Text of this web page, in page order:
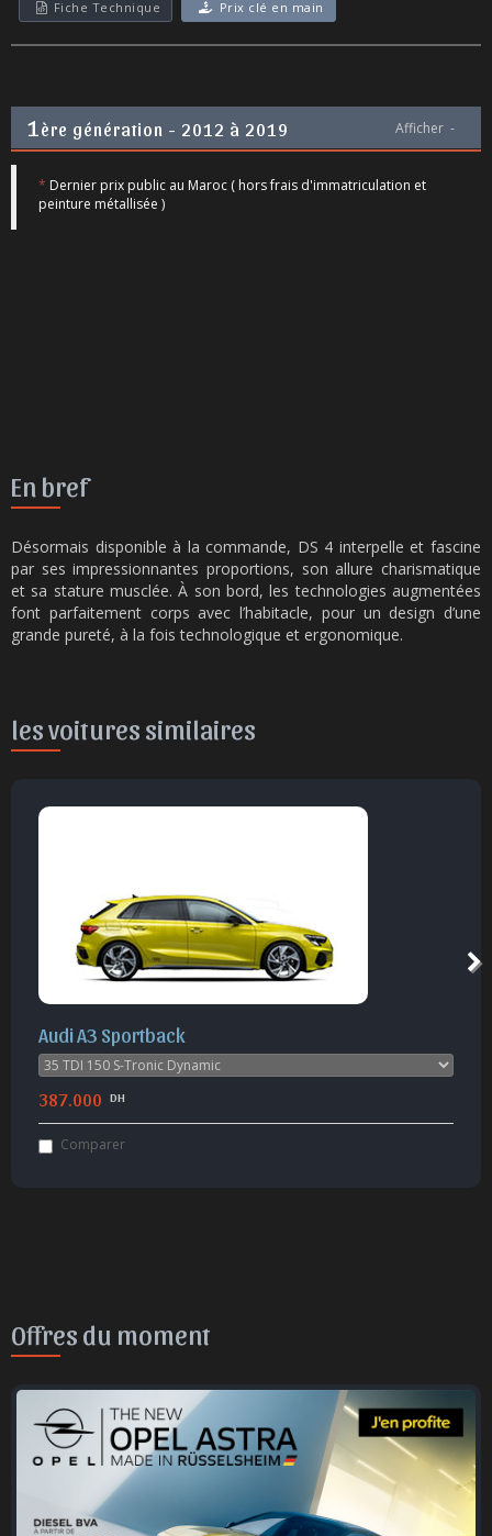
Fiche Technique Prix clé en main
1 ère génération - 2012 à 2019 Afficher -
* Dernier prix public au Maroc ( hors frais d'immatriculation et
peinture métallisée )
En bref
Désormais disponible à la commande, DS 4 interpelle et fascine
par ses impressionnantes proportions, son allure charismatique
et sa stature musclée. À son bord, les technologies augmentées
font parfaitement corps avec l’habitacle, pour un design d’une
grande pureté, à la fois technologique et ergonomique.
les voitures similaires
Audi A3 Sportback
387.000 DH
Comparer
Offres du moment